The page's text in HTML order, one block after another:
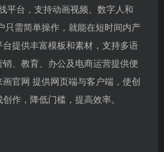
平台，支持动画视频、数字人和
只需简单操作，就能在短时间内产
提供丰富模板和素材，支持多语
、教育、办公及电商运营提供便
官网 提供网页端与客户端，使创
作，降低门槛，提高效率。